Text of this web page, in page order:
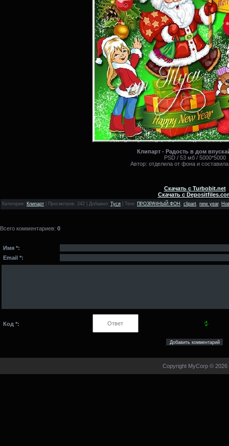
Клипарт - Радость в дом
PSD / 53 мб / 5000*5000
Автор: отделила от фона и
Скачать с Turbobit.net
Скачать с
Категория : Клипарт Просмотров: 242 | Добавил: Туся Теги: ПРОЗРАЧНЫЙ ФОН , clipart, new year,
Всего комментариев: 0
Имя *:
Email *:
Код *:
Copyright MyCorp © 2026